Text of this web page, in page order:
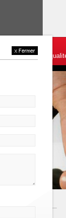
003
Charte de